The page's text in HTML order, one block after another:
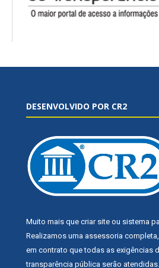
DESENVOLVIDO POR CR2
Muito mais que criar site ou sistema
Realizamos uma assessoria
em contrato que todas as exigências
transparência pública serão atendidas.